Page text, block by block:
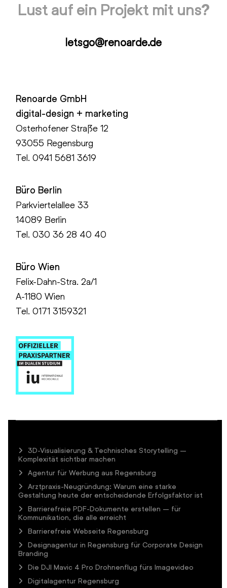
Lust auf ein Projekt mit uns?
letsgo@renoarde.de
Renoarde GmbH
digital-design + marketing
Osterhofener Straße 12
93055 Regensburg
Tel.0941 5681 3619
Büro Berlin
Parkviertelallee 33
14089 Berlin
Tel.030 36 28 40 40
Büro Wien
Felix-Dahn-Stra. 2a/1
A-1180 Wien
Tel. 0171 3159321
3D-Visualisierung & Technisches Storytelling –
Komplexität sichtbar machen
Agentur für Werbung aus Regensburg
Arztpraxis-Neugründung: Warum eine starke
Gestaltung heute der entscheidende Erfolgsfaktor ist
Barrierefreie PDF-Dokumente erstellen – für
Kommunikation, die alle erreicht
Barrierefreie Webseite Regensburg
Designagentur in Regensburg für Corporate Design
Branding
Die DJI Mavic 4 Pro Drohnenflug fürs Imagevideo
Digitalagentur Regensburg